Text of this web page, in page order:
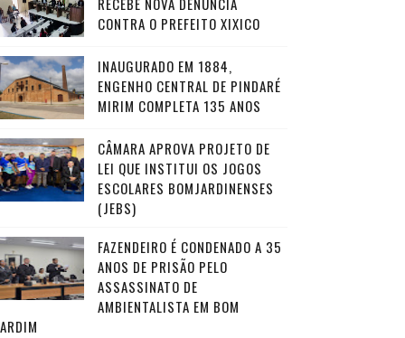
CONTRA O PREFEITO XIXICO
INAUGURADO EM 1884,
ENGENHO CENTRAL DE PINDARÉ
MIRIM COMPLETA 135 ANOS
CÂMARA APROVA PROJETO DE
LEI QUE INSTITUI OS JOGOS
ESCOLARES BOMJARDINENSES
(JEBS)
FAZENDEIRO É CONDENADO A 35
ANOS DE PRISÃO PELO
ASSASSINATO DE
AMBIENTALISTA EM BOM